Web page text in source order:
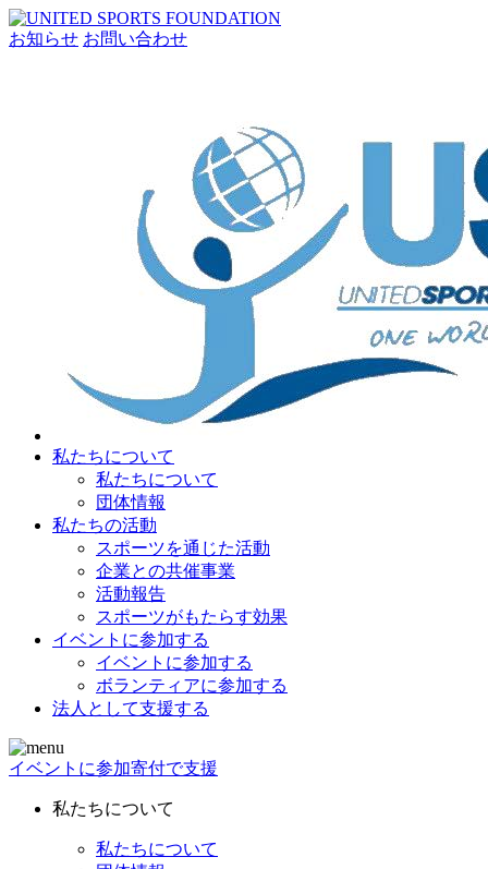
お知らせ お問い合わせ
私たちについて
私たちについて
団体情報
私たちの活動
スポーツを通じた活動
企業との共催事業
活動報告
スポーツがもたらす効果
イベントに参加する
イベントに参加する
ボランティアに参加する
法人として支援する
イベントに参加寄付で支援
私たちについて
私たちについて